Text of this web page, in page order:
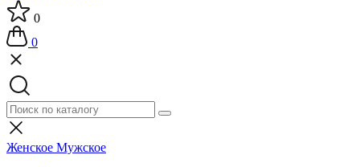
0
0
Женское Мужское